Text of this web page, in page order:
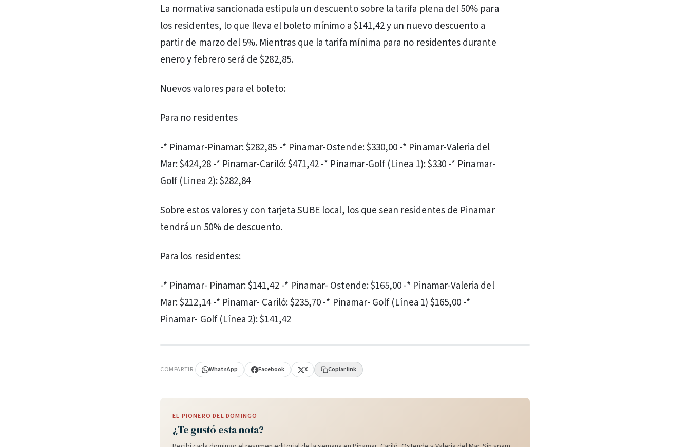
La normativa sancionada estipula un descuento sobre la tarifa plena del 50% para
los residentes, lo que lleva el boleto mínimo a $141,42 y un nuevo descuento a
partir de marzo del 5%. Mientras que la tarifa mínima para no residentes durante
enero y febrero será de $282,85.
Nuevos valores para el boleto:
Para no residentes
-* Pinamar-Pinamar: $282,85 -* Pinamar-Ostende: $330,00 -* Pinamar-Valeria del
Mar: $424,28 -* Pinamar-Cariló: $471,42 -* Pinamar-Golf (Linea 1): $330 -* Pinamar-
Golf (Linea 2): $282,84
Sobre estos valores y con tarjeta SUBE local, los que sean residentes de Pinamar
tendrá un 50% de descuento.
Para los residentes:
-* Pinamar- Pinamar: $141,42 -* Pinamar- Ostende: $165,00 -* Pinamar-Valeria del
Mar: $212,14 -* Pinamar- Cariló: $235,70 -* Pinamar- Golf (Línea 1) $165,00 -*
Pinamar- Golf (Línea 2): $141,42
COMPARTIR WhatsApp Facebook X Copiar link
EL PIONERO DEL DOMINGO
¿Te gustó esta nota?